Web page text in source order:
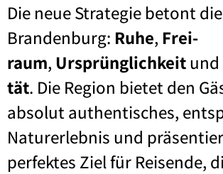
Die neue Stra­te­gie betont
Bran­den­burg: Ruhe, Frei­
raum, Ursprüng­lich­keitund
tät. Die Regi­on bie­tet den
abso­lut authen­ti­sches,
Natur­er­leb­nis und
per­fek­tes Ziel für Rei­sen­de,